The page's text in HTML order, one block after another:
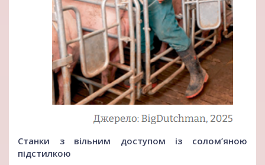
Станки з вільним доступом із солом’яною
підстилкою